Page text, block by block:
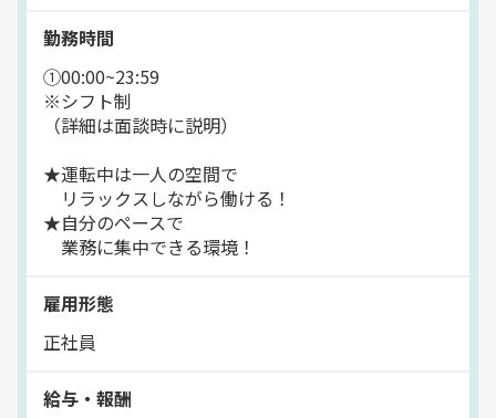
勤務時間
①00:00~23:59
※シフト制
（詳細は面談時に説明）
★運転中は一人の空間で
リラックスしながら働ける！
★自分のペースで
業務に集中できる環境！
雇用形態
正社員
給与・報酬